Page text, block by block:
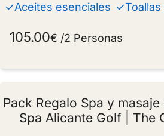
✓Aceites esenciales ✓Toallas
105.00€ /2 Personas
Pack Regalo Spa y
Spa Alicante Golf | The